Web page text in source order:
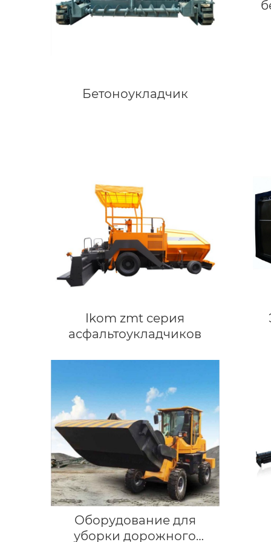
Бетоноукладчик
Ikom zmt серия
асфальтоукладчиков
Оборудование для
уборки дорожного